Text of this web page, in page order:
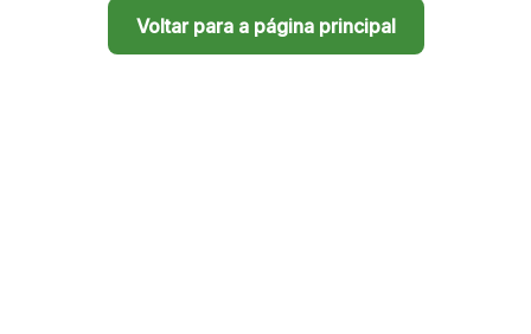
Voltar para a página principal